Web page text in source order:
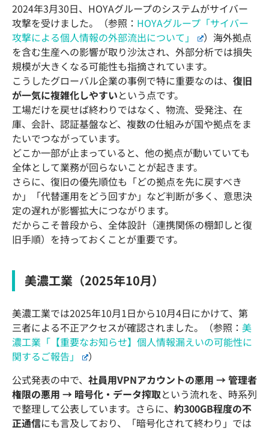
2024年3月30日、HOYAグループのシステムがサイバー
攻撃を受けました。（参照： HOYAグループ「サイバー
攻撃による個人情報の外部流出について」
）海外拠点
を含む生産への影響が取り沙汰され、外部分析では損失
規模が大きくなる可能性も指摘されています。
こうしたグローバル企業の事例で特に重要なのは、 復旧
が一気に複雑化しやすいという点です。
工場だけを戻せば終わりではなく、物流、受発注、在
庫、会計、認証基盤など、複数の仕組みが国や拠点をま
たいでつながっています。
どこか一部が止まっていると、他の拠点が動いていても
全体として業務が回らないことが起きます。
さらに、復旧の優先順位も「どの拠点を先に戻すべき
か」「代替運用をどう回すか」など判断が多く、意思決
定の遅れが影響拡大につながります。
だからこそ普段から、全体設計（連携関係の棚卸しと復
旧手順）を持っておくことが重要です。
美濃工業（2025年10月）
美濃工業では2025年10月1日から10月4日にかけて、第
三者による不正アクセスが確認されました。（参照： 美
濃工業「【重要なお知らせ】個人情報漏えいの可能性に
関するご報告」
）
公式発表の中で、 社員用VPNアカウントの悪用 → 管理者
権限の悪用 → 暗号化・データ搾取という流れを、時系列
で整理して公表しています。さらに、 約300GB程度の不
正通信にも言及しており、「暗号化されて終わり」では